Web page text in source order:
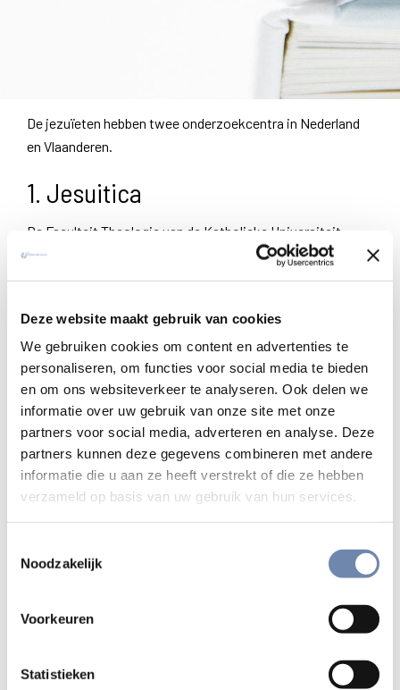
Deze website maakt gebruik van cookies
We gebruiken cookies om content en advertenties te
personaliseren, om functies voor social media te bieden
en om ons websiteverkeer te analyseren. Ook delen we
informatie over uw gebruik van onze site met onze
partners voor social media, adverteren en analyse. Deze
partners kunnen deze gegevens combineren met andere
informatie die u aan ze heeft verstrekt of die ze hebben
verzameld op basis van uw gebruik van hun services.
Noodzakelijk
Voorkeuren
Statistieken
De jezuïeten hebben twee onderzoekcentra in Nederland
en Vlaanderen.
1. Jesuitica
De Faculteit Theologie van de Katholieke Universiteit
Leuven herbergt een groot aantal boeken van historische
waarde die vroeger te vinden waren in de verschillende
Voor de studie van de geschiedenis van de Jezuïetenorde
en haar spiritualiteit is de boekencollectie in deze
bibliotheek een van de belangrijkste ter wereld. Om
onderzoekers van dienst te zijn staat een websiteter
beschikking — die voortdurend aangevuld wordt — waar
men informatie allerhande over deze boekencollectie kan
vinden.
Men kan er niet alleen te weten komen of een bepaald boek
in deze collectie aanwezig is, maar ook concrete vragen
voorleggen aan collega’s-onderzoekers, nuttige links
boeken on-line consulteren.
Theologiefaculteit